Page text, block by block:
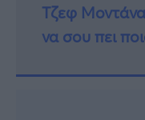
Τζεφ
να σου πει